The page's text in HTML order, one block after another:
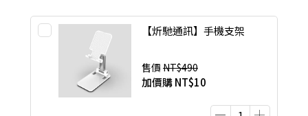
【炘馳通訊】手機支架
售價 NT$490
加價購NT$10